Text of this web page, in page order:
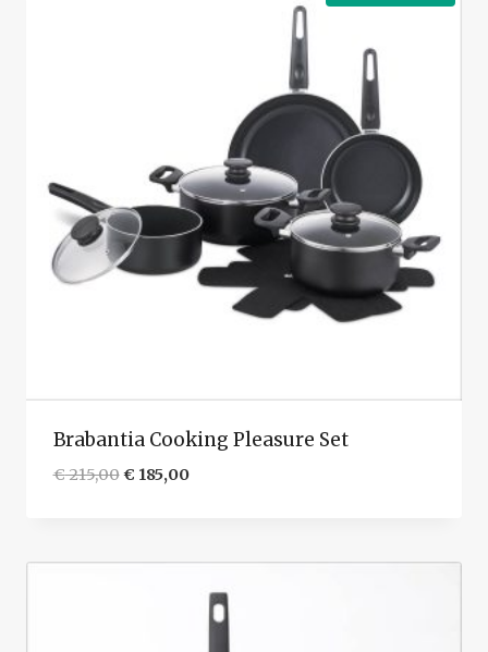
Brabantia Cooking Pleasure Set
€215,00Oorspronkelijke
€ 185,00Huidige